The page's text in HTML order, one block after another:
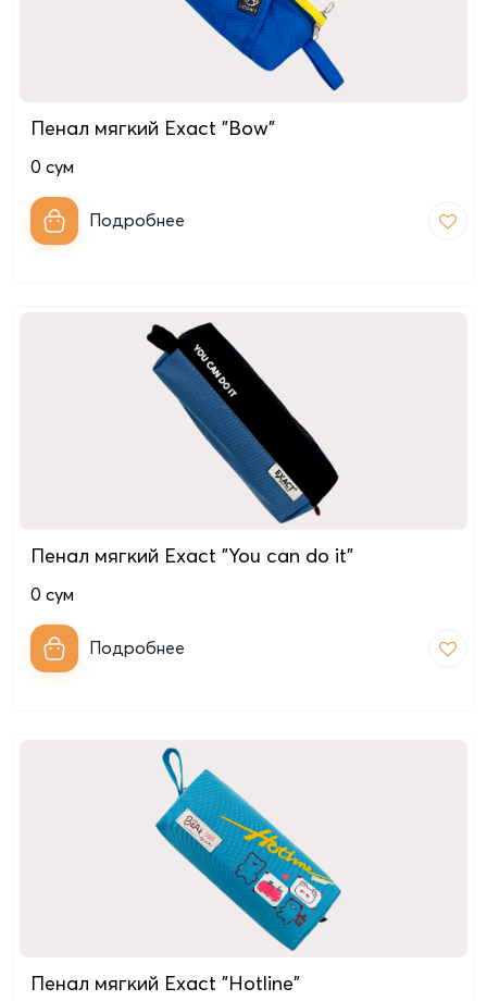
Пенал мягкий Exact "Bow"
0 сум
Подробнее
Пенал мягкий Exact "You can do it"
0 сум
Подробнее
Пенал мягкий Exact "Hotline"